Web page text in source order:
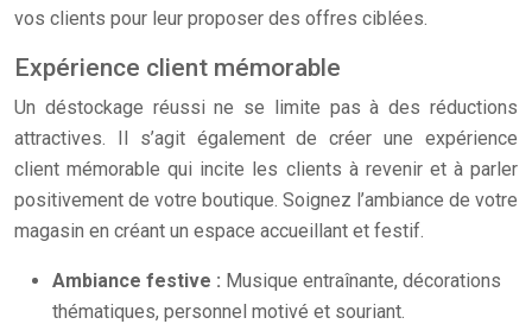
vos clients pour leur proposer des offres ciblées.
Expérience client mémorable
Un déstockage réussi ne se limite pas à des réductions
attractives. Il s’agit également de créer une expérience
client mémorable qui incite les clients à revenir et à parler
positivement de votre boutique. Soignez l’ambiance de votre
magasin en créant un espace accueillant et festif.
Ambiance festive : Musique entraînante, décorations
thématiques, personnel motivé et souriant.